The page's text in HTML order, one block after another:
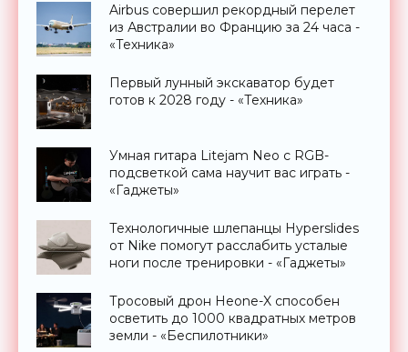
Airbus совершил рекордный перелет
из Австралии во Францию за 24 часа -
«Техника»
Первый лунный экскаватор будет
готов к 2028 году - «Техника»
Умная гитара Litejam Neo с RGB-
подсветкой сама научит вас играть -
«Гаджеты»
Технологичные шлепанцы Hyperslides
от Nike помогут расслабить усталые
ноги после тренировки - «Гаджеты»
Тросовый дрон Heone-X способен
осветить до 1000 квадратных метров
земли - «Беспилотники»